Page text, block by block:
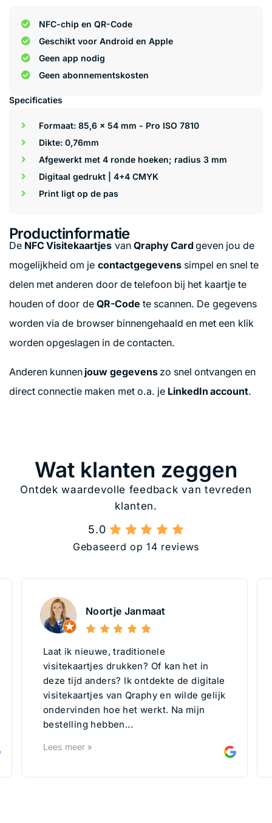
Productinformatie
De NFC Visitekaartjes van Qraphy Cardgeven jou de
mogelijkheid om je contactgegevenssimpel en snel te
delen met anderen door de telefoon bij het kaartje te
houden of door de QR-Code te scannen. De gegevens
worden via de browser binnengehaald en met een klik
worden opgeslagen in de contacten.
Anderen kunnen jouw gegevens zo snel ontvangen en
direct connectie maken met o.a. je LinkedIn account.
NFC-chip en QR-Code
Geschikt voor Android en Apple
Geen app nodig
Geen abonnementskosten
Specificaties
Formaat: 85,6 x 54 mm - Pro ISO 7810
Dikte: 0,76mm
Afgewerkt met 4 ronde hoeken; radius 3 mm
Digitaal gedrukt | 4+4 CMYK
Print ligt op de pas
Wat klanten zeggen
Ontdek waardevolle feedback van tevreden
klanten.
5.0
Gebaseerd op 14 reviews
Noortje Janmaat
Laat ik nieuwe, traditionele
visitekaartjes drukken? Of kan het in
deze tijd anders? Ik ontdekte de digitale
visitekaartjes van Qraphy en wilde gelijk
ondervinden hoe het werkt. Na mijn
bestelling hebben...
Lees meer »